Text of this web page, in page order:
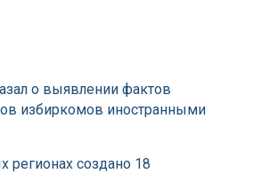
о выявлении фактов
избиркомов иностранными
регионах создано 18